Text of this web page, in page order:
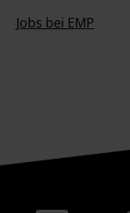
Jobs bei EMP